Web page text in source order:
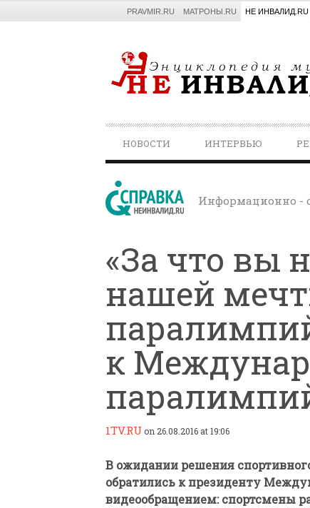
PRAVMIR.RU МАТРОНЫ.RU НЕ ИНВАЛИД.RU
NAVIGATION
НОВОСТИ ИНТЕРВЬЮ
Информационно -
«За что вы
нашей
к
1TV.RU on 26.08.2016 at 19:06
В ожидании решения
обратились к президенту
видеообращением: спортсмены
ПАРАЛИМПИЙСКАЯ
КАЗАНИ ИРИНА
БЕЗ НОГ